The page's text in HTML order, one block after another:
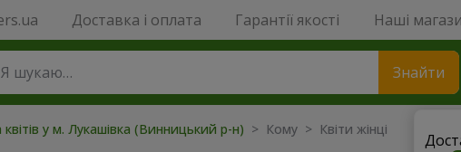
Доставка і оплата Гарантії якості Наші
Знайти
у м. Лукашівка (Винницький р-н) > Кому > Квіти жінці